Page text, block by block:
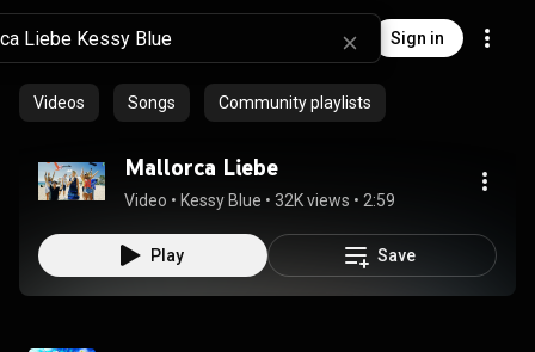
Sign in
Videos Songs Community playlists
Mallorca Liebe
Video • Kessy Blue • 32K views • 2:59
Play Save